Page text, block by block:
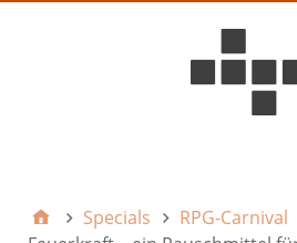
Specials
RPG-Carnival